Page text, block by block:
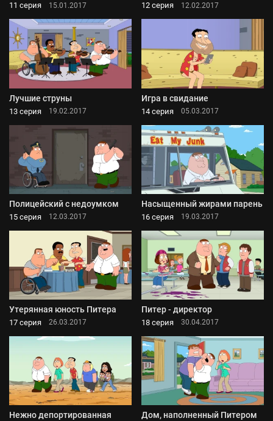
11 серия 15.01.2017 12 серия 12.02.2017
Лучшие струны
13 серия 19.02.2017
Игра в свидание
14 серия 05.03.2017
Полицейский с недоумком
15 серия 12.03.2017
Насыщенный жирами парень
16 серия 19.03.2017
Утерянная юность Питера
17 серия 26.03.2017
Питер - директор
18 серия 30.04.2017
Нежно депортированная Дом, наполненный Питером